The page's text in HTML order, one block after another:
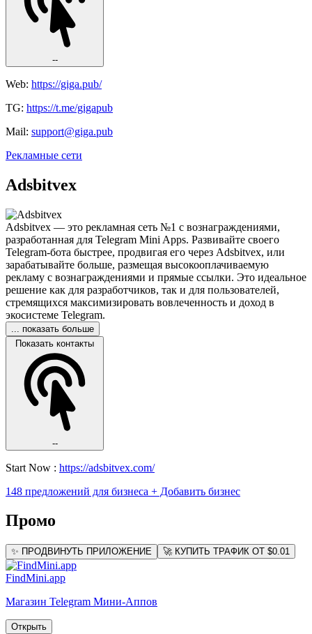
--
Web: https://giga.pub/
TG: https://t.me/gigapub
Mail: support@giga.pub
Рекламные сети
Adsbitvex
Adsbitvex — это рекламная сеть №1 с вознаграждениями,
разработанная для Telegram Mini Apps. Развивайте своего
Telegram-бота быстрее, продвигая его через Adsbitvex, или
зарабатывайте больше, размещая высокооплачиваемую
рекламу с вознаграждениями и прямые ссылки. Это идеальное
решение как для разработчиков, так и для пользователей,
стремящихся максимизировать вовлеченность и доход в
экосистеме Telegram.
... показать больше
Показать контакты
--
Start Now : https://adsbitvex.com/
148 предложений для бизнеса + Добавить бизнес
Промо
✨ ПРОДВИНУТЬ ПРИЛОЖЕНИЕ 🚀 КУПИТЬ ТРАФИК ОТ $0.01
FindMini.app
Магазин Telegram Мини-Аппов
Открыть